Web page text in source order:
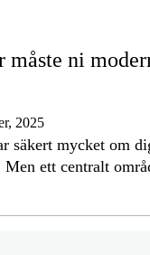
måste ni
2025
säkert mycket om
ett centralt